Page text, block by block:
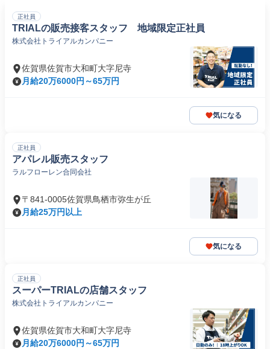
正社員
TRIALの販売接客スタッフ 地域限定正社員
株式会社トライアルカンパニー
佐賀県佐賀市大和町大字尼寺
月給20万6000円～65万円
気になる
正社員
アパレル販売スタッフ
ラルフローレン合同会社
〒841-0005佐賀県鳥栖市弥生が丘
月給25万円以上
気になる
正社員
スーパーTRIALの店舗スタッフ
株式会社トライアルカンパニー
佐賀県佐賀市大和町大字尼寺
月給20万6000円～65万円